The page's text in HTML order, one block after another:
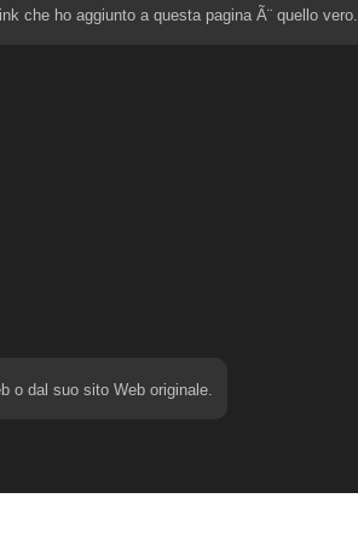
che ho aggiunto a questa pagina Ã¨ quello vero.
o dal suo sito Web originale.